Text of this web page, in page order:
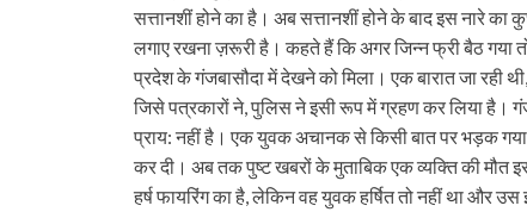
सत्तानशीं होने का है। अब सत्तानशीं होने के बाद इस नारे
लगाए रखना ज़रूरी है। कहते हैं कि अगर जिन्न फ्री बैठ गया
प्रदेश के गंजबासौदा में देखने को मिला। एक बारात जा रही
जिसे पत्रकारों ने, पुलिस ने इसी रूप में ग्रहण कर लिया है।
प्राय: नहीं है। एक युवक अचानक से किसी बात पर भड़क
कर दी। अब तक पुष्ट खबरों के मुताबिक एक व्यक्ति की मौत
हर्ष फायरिंग का है, लेकिन वह युवक हर्षित तो नहीं था और